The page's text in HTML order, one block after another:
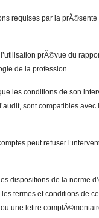
requises par la prÃ©sente
prÃ©vue du
de la profession.
les conditions de son
sont compatibles
peut refuser
dispositions de la norme
termes et conditions de
une lettre